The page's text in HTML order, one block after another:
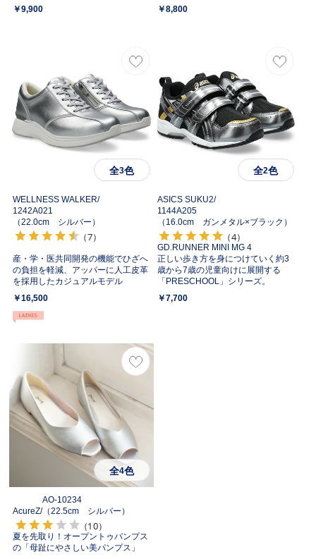
￥9,900
￥8,800
全3色
WELLNESS WALKER/
1242A021
（22.0cm シルバー）
（7）
産・学・医共同開発の機能でひざへ
の負担を軽減、アッパーに人工皮革
を採用したカジュアルモデル
￥16,500
全2色
ASICS SUKU2/
1144A205
（16.0cm ガンメタル×ブラック）
（4）
GD.RUNNER MINI MG 4
正しい歩き方を身につけていく約3
歳から7歳の児童向けに展開する
「PRESCHOOL」シリーズ。
￥7,700
全4色
AcureZ/
AO-10234
（22.5cm シルバー）
（10）
夏を先取り！オープントゥパンプス
の「母趾にやさしい美パンプス」